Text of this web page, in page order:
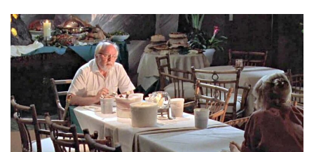
o
k
di